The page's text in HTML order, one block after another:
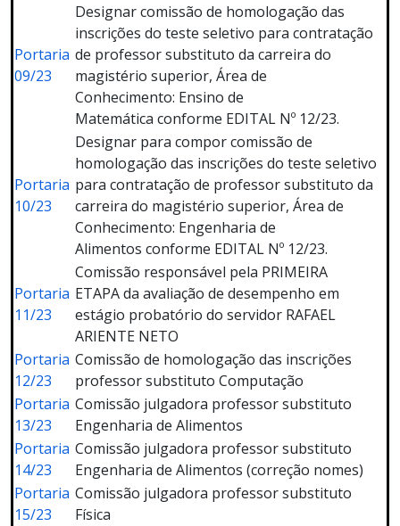
Portaria
09/23
Designar comissão de homologação das
inscrições do teste seletivo para contratação
de professor substituto da carreira do
magistério superior, Área de
Conhecimento: Ensino de
Matemática conforme EDITAL Nº 12/23.
Portaria
10/23
Designar para compor comissão de
homologação das inscrições do teste seletivo
para contratação de professor substituto da
carreira do magistério superior, Área de
Conhecimento: Engenharia de
Alimentos conforme EDITAL Nº 12/23.
Portaria
11/23
Comissão responsável pela PRIMEIRA
ETAPA da avaliação de desempenho em
estágio probatório do servidor RAFAEL
ARIENTE NETO
Portaria
12/23
Comissão de homologação das inscrições
professor substituto Computação
Portaria
13/23
Comissão julgadora professor substituto
Engenharia de Alimentos
Portaria
14/23
Comissão julgadora professor substituto
Engenharia de Alimentos (correção nomes)
Portaria
15/23
Comissão julgadora professor substituto
Física